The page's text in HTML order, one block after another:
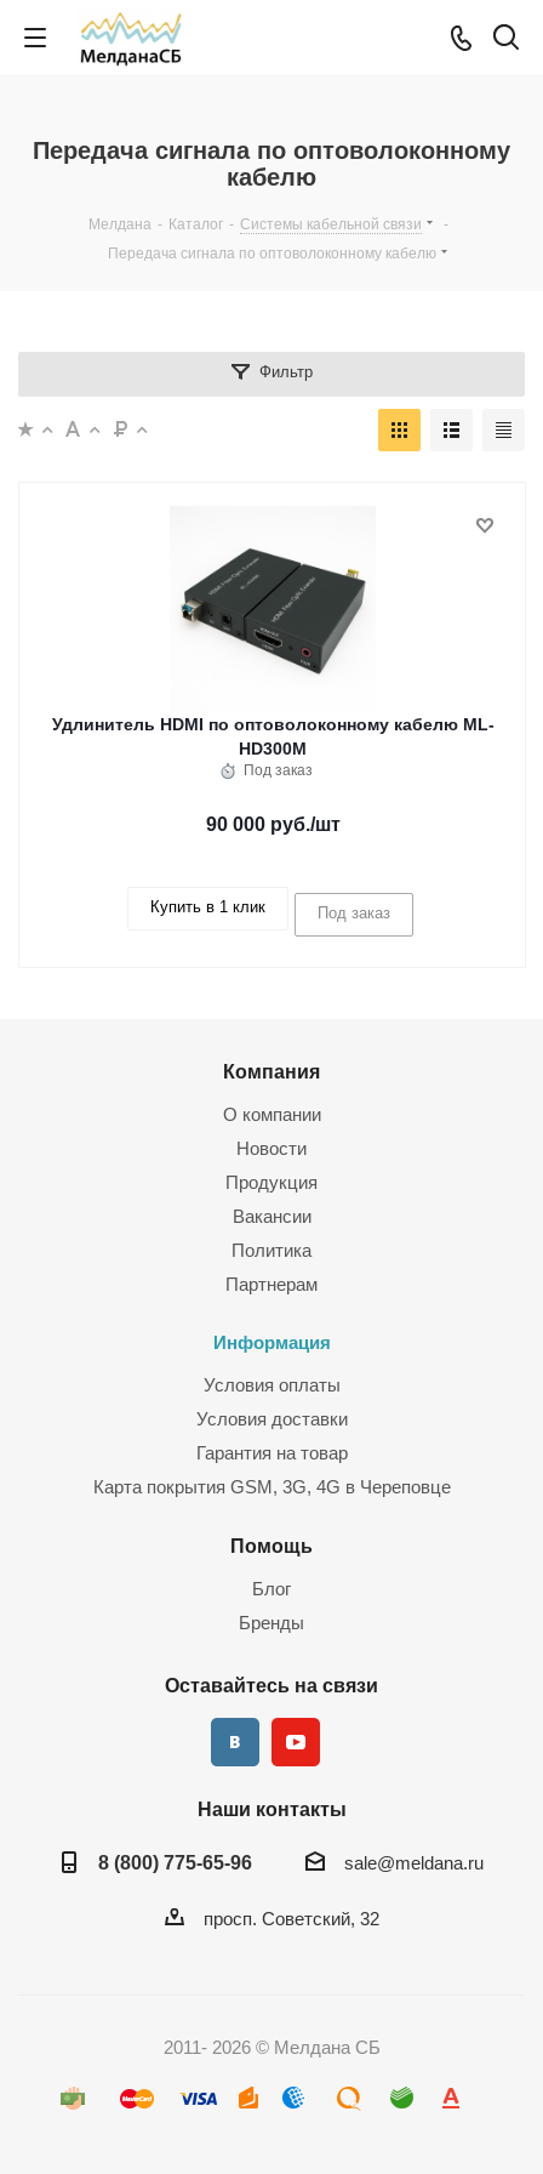
Передача сигнала по оптоволоконному
кабелю
Мелдана - Каталог - Системы кабельной связи
-
Передача сигнала по оптоволоконному кабелю
Фильтр
Удлинитель HDMI по оптоволоконному кабелю ML-
HD300M
Под заказ
90 000 руб./шт
Купить в 1 клик Под заказ
Компания
О компании
Новости
Продукция
Вакансии
Политика
Партнерам
Информация
Условия оплаты
Условия доставки
Гарантия на товар
Карта покрытия GSM, 3G, 4G в Череповце
Помощь
Блог
Бренды
Оставайтесь на связи
Наши контакты
8 (800) 775-65-96 sale@meldana.ru
просп. Советский, 32
2011- 2026 © Мелдана СБ